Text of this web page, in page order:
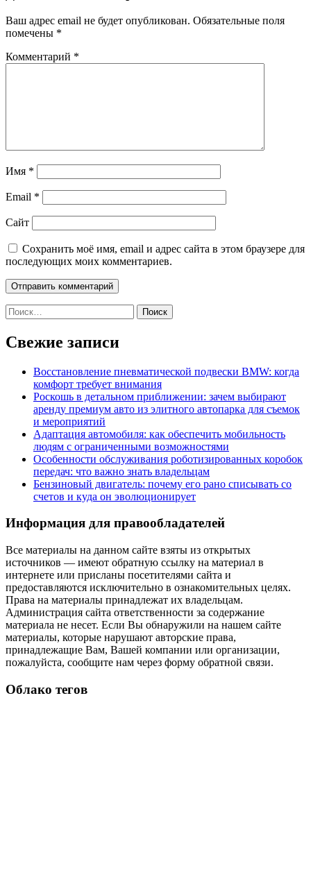
Ваш адрес email не будет опубликован. Обязательные поля
помечены *
Комментарий *
Имя *
Email *
Сайт
Сохранить моё имя, email и адрес сайта в этом браузере для
последующих моих комментариев.
Найти:
Свежие записи
Восстановление пневматической подвески BMW: когда
комфорт требует внимания
Роскошь в детальном приближении: зачем выбирают
аренду премиум авто из элитного автопарка для съемок
и мероприятий
Адаптация автомобиля: как обеспечить мобильность
людям с ограниченными возможностями
Особенности обслуживания роботизированных коробок
передач: что важно знать владельцам
Бензиновый двигатель: почему его рано списывать со
счетов и куда он эволюционирует
Информация для правообладателей
Все материалы на данном сайте взяты из открытых
источников — имеют обратную ссылку на материал в
интернете или присланы посетителями сайта и
предоставляются исключительно в ознакомительных целях.
Права на материалы принадлежат их владельцам.
Администрация сайта ответственности за содержание
материала не несет. Если Вы обнаружили на нашем сайте
материалы, которые нарушают авторские права,
принадлежащие Вам, Вашей компании или организации,
пожалуйста, сообщите нам через форму обратной связи.
Облако тегов